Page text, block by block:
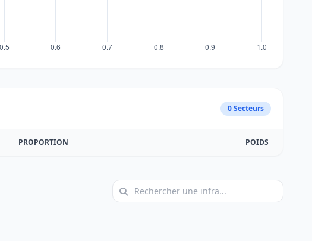
0 Secteurs
PROPORTION POIDS